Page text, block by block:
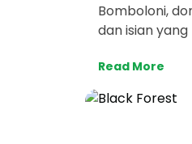
Bomboloni,
dan isian
Read More